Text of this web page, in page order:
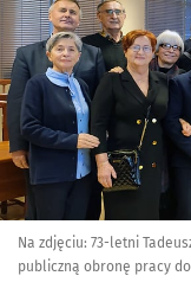
Na zdjęciu: 73-letni
publiczną obronę pracy